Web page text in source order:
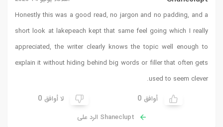
Honestly this was a good read, no jargon and no padding, and a
short look at lakepeach kept that same feel going which I really
appreciated, the writer clearly knows the topic well enough to
explain it without hiding behind big words or filler that often gets
used to seem clever.
أوافق 0 لا أوافق 0
Shaneclupt الرد على